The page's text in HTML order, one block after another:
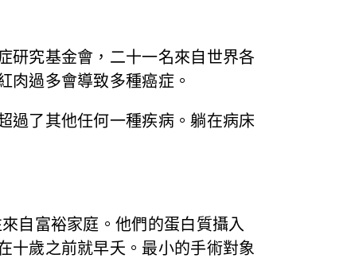
研究基金會，二十一名來自世界各
肉過多會導致多種癌症。
過了其他任何一種疾病。躺在病床
自富裕家庭。他們的蛋白質攝入
十歲之前就早夭。最小的手術對象